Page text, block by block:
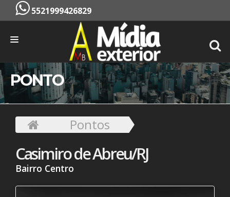
5521999426829
INÍCIO
EMPRESA
PONTOS
CONTATO
PONTO
Pontos
Casimiro de Abreu/RJ
Bairro Centro